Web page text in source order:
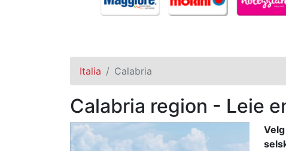
Italia Calabria
Calabria region - Leie